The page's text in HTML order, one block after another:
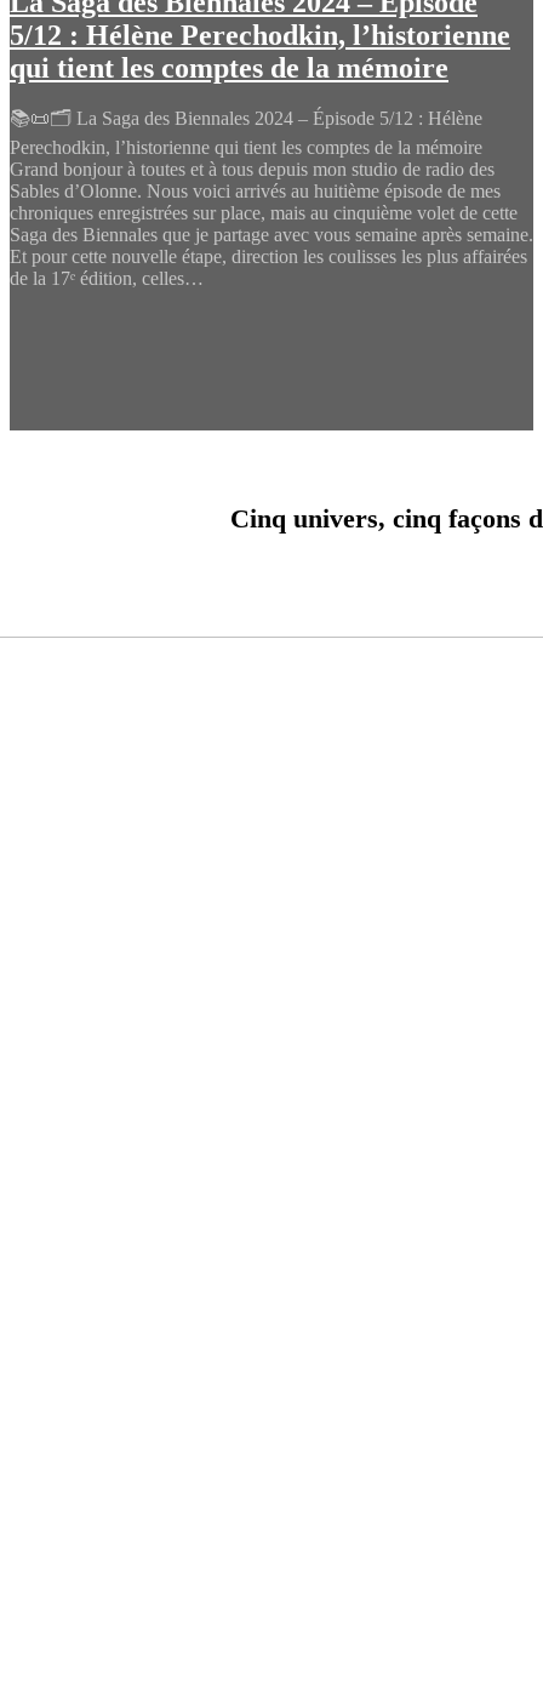
5/12 : Hélène Perechodkin, l’historienne
qui tient les comptes de la mémoire
📚📜🗂️ La Saga des Biennales 2024 – Épisode 5/12 : Hélène
Perechodkin, l’historienne qui tient les comptes de la mémoire
Grand bonjour à toutes et à tous depuis mon studio de radio des
Sables d’Olonne. Nous voici arrivés au huitième épisode de mes
chroniques enregistrées sur place, mais au cinquième volet de cette
Saga des Biennales que je partage avec vous semaine après semaine.
Et pour cette nouvelle étape, direction les coulisses les plus affairées
de la 17ᵉ édition, celles…
Cinq univers, cinq façons